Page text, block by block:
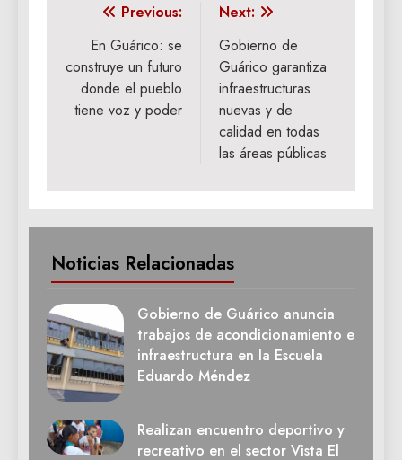
Navegación
entradas
Previous:
En Guárico: se
construye un futuro
donde el pueblo
tiene voz y poder
Next:
Gobierno de
Guárico garantiza
infraestructuras
nuevas y de
calidad en todas
las áreas públicas
Noticias Relacionadas
Gobierno de Guárico anuncia
trabajos de acondicionamiento e
infraestructura en la Escuela
Eduardo Méndez
Realizan encuentro deportivo y
recreativo en el sector Vista El